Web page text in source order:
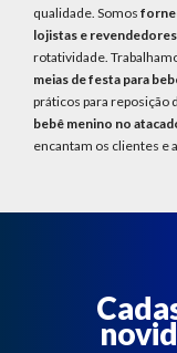
NOSSAS
MARCAS
ATENDIMENTO
qualidade. Somos
lojistas e revendedores
rotatividade.
meias de festa para
práticos para reposição
bebê menino no
encantam os clientes e